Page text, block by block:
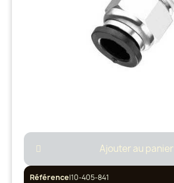
Ajouter au panier
RéférenceI10-405-841